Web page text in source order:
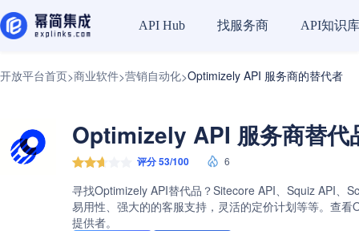
API Hub 找服务商 API知识库
开放平台首页>商业软件>营销自动化>Optimizely API 服务商的替代者
Optimizely API 服务商替代
评分 53/100 6
寻找Optimizely API替代品？Sitecore API、Squiz API、
易用性、强大的的客服支持，灵活的定价计划等等。查
提供者。